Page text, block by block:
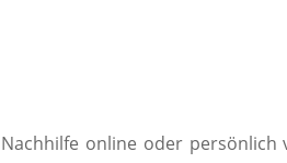
online oder persönlich